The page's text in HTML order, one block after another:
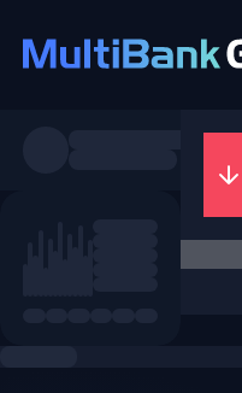
Tous